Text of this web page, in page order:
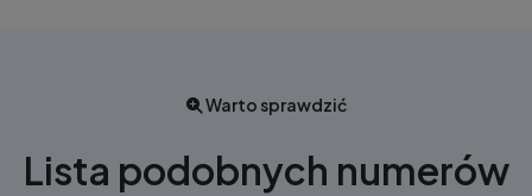
Warto sprawdzić
Lista podobnych numerów